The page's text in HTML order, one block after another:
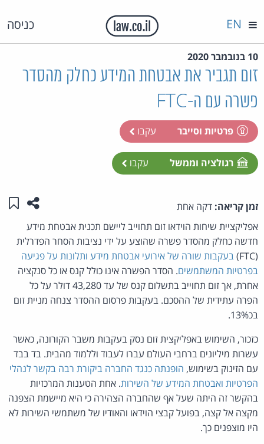
כניסה EN
10 בנובמבר 2020
זום תגביר את אבטחת המידע כחלק מהסדר
פשרה עם ה-FTC
פרטיות וסייבר עקבו
רגולציה וממשל עקבו
זמן קריאה: דקה אחת שתפו
אפליקציית שיחות הוידאו זום תחוייב ליישם תכנית אבטחת מידע
חדשה כחלק מהסדר פשרה שהוצע על ידי נציבות הסחר הפדרלית
(FTC)
בעקבות שורה של אירועי אבטחת מידע ותלונות על פגיעה
בפרטיות המשתמשים. הסדר הפשרה אינו כולל קנס או כל סנקציה
אחרת, אך זום תחוייב בתשלום קנס של עד 43,280 דולר על כל
הפרה עתידית של ההסכם. בעקבות פרסום ההסדר צנחה מניית זום
בכ13%.
כזכור, השימוש באפליקצית זום נסק בעקבות משבר הקורונה, כאשר
עשרות מיליונים ברחבי העולם עברו לעבוד וללמוד מהבית. בד בבד
עם הזינוק בשימוש, הופנתה כנגד החברה ביקורת רבה בקשר לנהלי
הפרטיות ואבטחת המידע של השירות. אחת הטענות המרכזיות
בהקשר זה היתה שעל אף שהחברה הצהירה כי היא מיישמת הצפנה
מקצה אל קצה, בפועל קבצי הוידאו והאודיו של משתמשי השירות לא
היו מוצפנים כך.